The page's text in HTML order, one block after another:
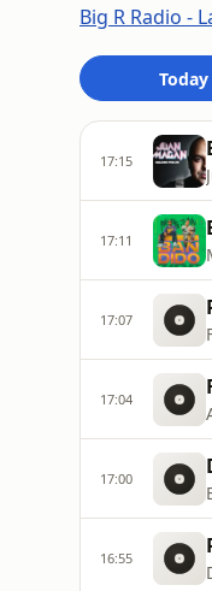
Big R Radio -
Today
17:15
17:11
17:07
17:04
17:00
16:55